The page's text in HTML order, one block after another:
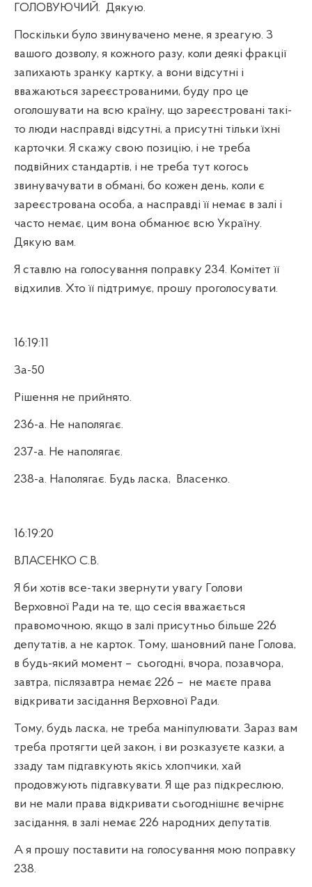
ГОЛОВУЮЧИЙ. Дякую.
Поскільки було звинувачено мене, я зреагую. З
вашого дозволу, я кожного разу, коли деякі фракції
запихають зранку картку, а вони відсутні і
вважаються зареєстрованими, буду про це
оголошувати на всю країну, що зареєстровані такі-
то люди насправді відсутні, а присутні тільки їхні
карточки. Я скажу свою позицію, і не треба
подвійних стандартів, і не треба тут когось
звинувачувати в обмані, бо кожен день, коли є
зареєстрована особа, а насправді її немає в залі і
часто немає, цим вона обманює всю Україну.
Дякую вам.
Я ставлю на голосування поправку 234. Комітет її
відхилив. Хто її підтримує, прошу проголосувати.
16:19:11
За-50
Рішення не прийнято.
236-а. Не наполягає.
237-а. Не наполягає.
238-а. Наполягає. Будь ласка, Власенко.
16:19:20
ВЛАСЕНКО С.В.
Я би хотів все-таки звернути увагу Голови
Верховної Ради на те, що сесія вважається
правомочною, якщо в залі присутньо більше 226
депутатів, а не карток. Тому, шановний пане Голова,
в будь-який момент – сьогодні, вчора, позавчора,
завтра, післязавтра немає 226 – не маєте права
відкривати засідання Верховної Ради.
Тому, будь ласка, не треба маніпулювати. Зараз вам
треба протягти цей закон, і ви розказуєте казки, а
ззаду там підгавкують якісь хлопчики, хай
продовжують підгавкувати. Я ще раз підкреслюю,
ви не мали права відкривати сьогоднішнє вечірнє
засідання, в залі немає 226 народних депутатів.
А я прошу поставити на голосування мою поправку
238.